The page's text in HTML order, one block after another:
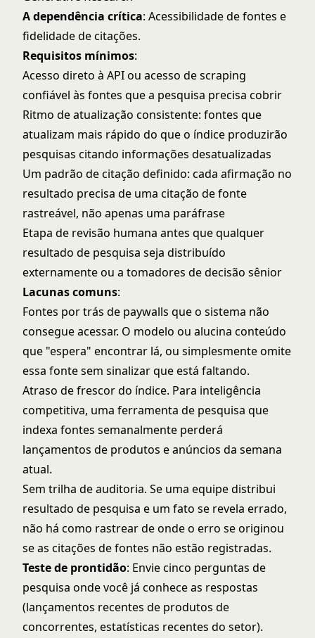
A dependência crítica: Acessibilidade de fontes e
fidelidade de citações.
Requisitos mínimos:
Acesso direto à API ou acesso de scraping
confiável às fontes que a pesquisa precisa cobrir
Ritmo de atualização consistente: fontes que
atualizam mais rápido do que o índice produzirão
pesquisas citando informações desatualizadas
Um padrão de citação definido: cada afirmação no
resultado precisa de uma citação de fonte
rastreável, não apenas uma paráfrase
Etapa de revisão humana antes que qualquer
resultado de pesquisa seja distribuído
externamente ou a tomadores de decisão sênior
Lacunas comuns:
Fontes por trás de paywalls que o sistema não
consegue acessar. O modelo ou alucina conteúdo
que "espera" encontrar lá, ou simplesmente omite
essa fonte sem sinalizar que está faltando.
Atraso de frescor do índice. Para inteligência
competitiva, uma ferramenta de pesquisa que
indexa fontes semanalmente perderá
lançamentos de produtos e anúncios da semana
atual.
Sem trilha de auditoria. Se uma equipe distribui
resultado de pesquisa e um fato se revela errado,
não há como rastrear de onde o erro se originou
se as citações de fontes não estão registradas.
Teste de prontidão: Envie cinco perguntas de
pesquisa onde você já conhece as respostas
(lançamentos recentes de produtos de
concorrentes, estatísticas recentes do setor).